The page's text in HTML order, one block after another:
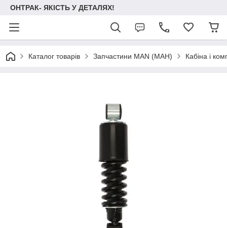
ОНТРАК- ЯКІСТЬ У ДЕТАЛЯХ!
Каталог товарів Запчастини MAN (МАН) Кабіна і